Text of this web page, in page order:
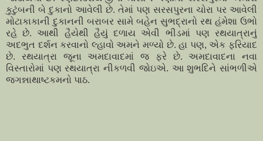
કુટુંબની બે દુકાનો આવેલી છે. તેમાં પણ સરસપુરના ચોરા પર આવેલી
મોટાકાકાની દુકાનની બરાબર સામે બહેન સુભદ્રાનો રથ હંમેશા ઉભો
રહે છે. આથી હૈયેથી હૈયું દળાય એવી ભીડમાં પણ રથયાત્રાનું
અદભુત દર્શન કરવાનો લ્હાવો અમને મળ્યો છે. હા પણ, એક ફરિયાદ
છે. રથયાત્રા જૂના અમદાવાદમાં જ ફરે છે. અમદાવાદના નવા
વિસ્તારોમાં પણ રથયાત્રા નીકળવી જોઇએ. આ શુભદિને સાંભળીએ
જગન્નાથાષ્ટકમનો પાઠ.